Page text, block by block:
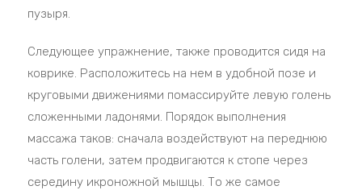
пузыря.
Следующее упражнение, также проводится сидя на
коврике. Расположитесь на нем в удобной позе и
круговыми движениями помассируйте левую голень
сложенными ладонями. Порядок выполнения
массажа таков: сначала воздействуют на переднюю
часть голени, затем продвигаются к стопе через
середину икроножной мышцы. То же самое